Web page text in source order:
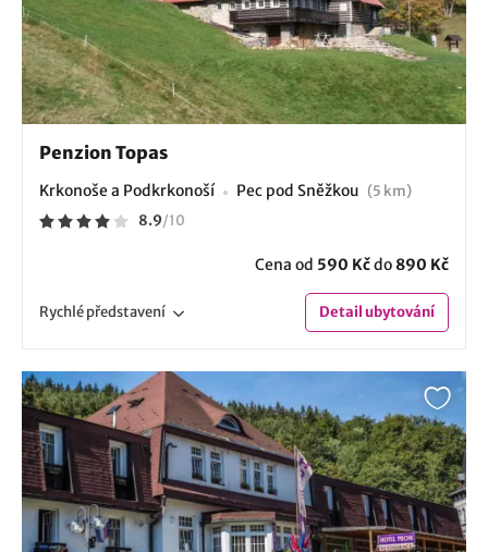
Penzion Topas
Krkonoše a Podkrkonoší Pec pod Sněžkou (5 km)
8.9/10
Cena od 590 Kčdo 890 Kč
Rychlépředstavení Detailubytování